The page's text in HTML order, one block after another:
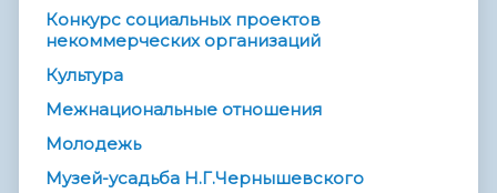
Конкурс социальных проектов
некоммерческих организаций
Культура
Межнациональные отношения
Молодежь
Музей-усадьба Н.Г.Чернышевского